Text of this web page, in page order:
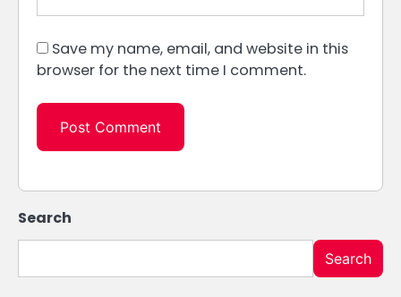
Save my name, email, and website in this
browser for the next time I comment.
Search
Search